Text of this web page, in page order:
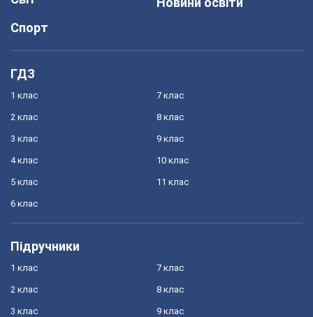
Спорт
ГДЗ
1 клас
2 клас
3 клас
4 клас
5 клас
6 клас
7 клас
8 клас
9 клас
10 клас
11 клас
Підручники
1 клас
2 клас
3 клас
7 клас
8 клас
9 клас